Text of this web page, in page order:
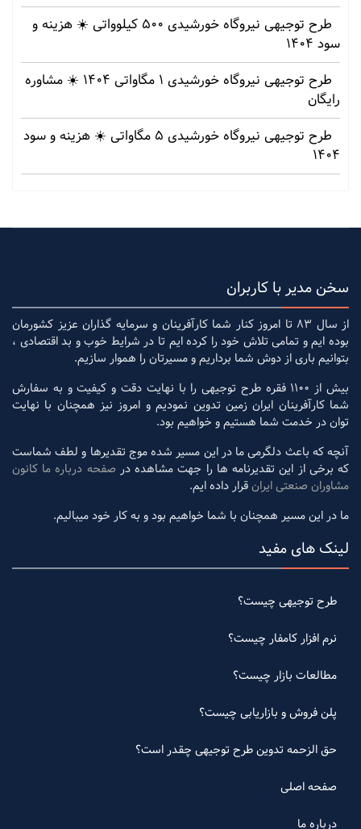
طرح توجیهی نیروگاه خورشیدی 500 کیلوواتی ☀️ هزینه‌ و
سود 1404
طرح توجیهی نیروگاه خورشیدی 1 مگاواتی 1404 ☀️ مشاوره
رایگان
طرح توجیهی نیروگاه خورشیدی 5 مگاواتی ☀️ هزینه‌ و سود
1404
سخن مدیر با کاربران
از سال 83 تا امروز کنار شما کارآفرینان و سرمایه گذاران عزیز کشورمان
بوده ایم و تمامی تلاش خود را کرده ایم تا در شرایط خوب و بد اقتصادی ،
بتوانیم باری از دوش شما برداریم و مسیرتان را هموار سازیم.
بیش از 1100 فقره طرح توجیهی را با نهایت دقت و کیفیت و به سفارش
شما کارآفرینان ایران زمین تدوین نمودیم و امروز نیز همچنان با نهایت
توان در خدمت شما هستیم و خواهیم بود.
آنچه که باعث دلگرمی ما در این مسیر شده موج تقدیرها و لطف شماست
که برخی از این تقدیرنامه ها را جهت مشاهده در صفحه درباره ما کانون
مشاوران صنعتی ایرانقرار داده ایم.
ما در این مسیر همچنان با شما خواهیم بود و به کار خود میبالیم.
لینک های مفید
طرح توجیهی چیست؟
نرم افزار کامفار چیست؟
مطالعات بازار چیست؟
پلن فروش و بازاریابی چیست؟
حق الزحمه تدوین طرح توجیهی چقدر است؟
صفحه اصلی
درباره ما